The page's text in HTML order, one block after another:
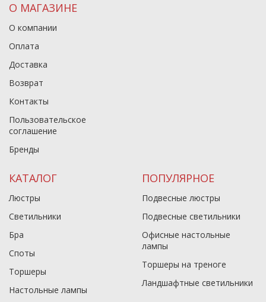
О МАГАЗИНЕ
О компании
Оплата
Доставка
Возврат
Контакты
Пользовательское
соглашение
Бренды
КАТАЛОГ
Люстры
Светильники
Бра
Споты
Торшеры
Настольные лампы
ПОПУЛЯРНОЕ
Подвесные люстры
Подвесные светильники
Офисные настольные
лампы
Торшеры на треноге
Ландшафтные светильники